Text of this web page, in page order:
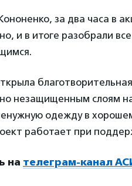
за два часа в
и в итоге разобрали
незащищенным слоям
одежду в
работает при
на телеграм-канал